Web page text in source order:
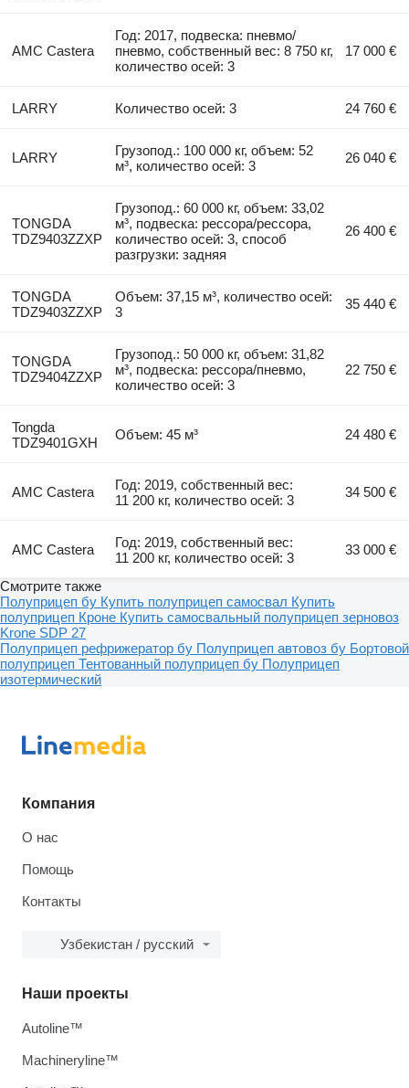
AMC Castera
Год: 2017, подвеска: пневмо/
пневмо, собственный вес: 8 750 кг,
количество осей: 3
17 000 €
LARRY Количество осей: 3 24 760 €
LARRY
Грузопод.: 100 000 кг, объем: 52
м³, количество осей: 3
26 040 €
TONGDA
TDZ9403ZZXP
Грузопод.: 60 000 кг, объем: 33,02
м³, подвеска: рессора/рессора,
количество осей: 3, способ
разгрузки: задняя
26 400 €
TONGDA
TDZ9403ZZXP
Объем: 37,15 м³, количество осей:
3
35 440 €
TONGDA
TDZ9404ZZXP
Грузопод.: 50 000 кг, объем: 31,82
м³, подвеска: рессора/пневмо,
количество осей: 3
22 750 €
Tongda
TDZ9401GXH
Объем: 45 м³ 24 480 €
AMC Castera
Год: 2019, собственный вес:
11 200 кг, количество осей: 3
34 500 €
AMC Castera
Год: 2019, собственный вес:
11 200 кг, количество осей: 3
33 000 €
Смотрите также
Полуприцеп бу Купить полуприцеп самосвал Купить
полуприцеп Кроне Купить самосвальный полуприцеп зерновоз
Krone SDP 27
Полуприцеп рефрижератор бу Полуприцеп автовоз бу Бортовой
полуприцеп Тентованный полуприцеп бу Полуприцеп
изотермический
Компания
О нас
Помощь
Контакты
Узбекистан / русский
Наши проекты
Autoline™
Machineryline™